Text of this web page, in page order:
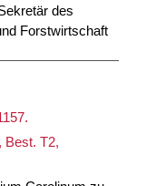
des
Forstwirtschaft
Best. T2,